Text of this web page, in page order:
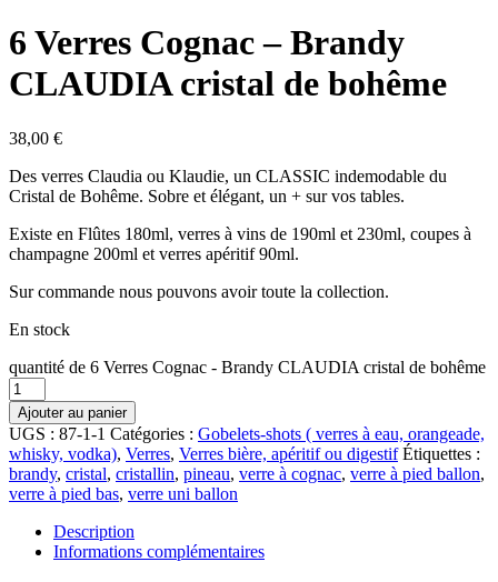
6 Verres Cognac – Brandy
CLAUDIA cristal de bohême
38,00 €
Des verres Claudia ou Klaudie, un CLASSIC indemodable du
Cristal de Bohême. Sobre et élégant, un + sur vos tables.
Existe en Flûtes 180ml, verres à vins de 190ml et 230ml, coupes à
champagne 200ml et verres apéritif 90ml.
Sur commande nous pouvons avoir toute la collection.
En stock
quantité de 6 Verres Cognac - Brandy CLAUDIA cristal de bohême
Ajouter au panier
UGS : 87-1-1 Catégories : Gobelets-shots ( verres à eau, orangeade,
whisky, vodka), Verres, Verres bière, apéritif ou digestif Étiquettes :
brandy, cristal, cristallin, pineau, verre à cognac, verre à pied ballon,
verre à pied bas, verre uni ballon
Description
Informations complémentaires